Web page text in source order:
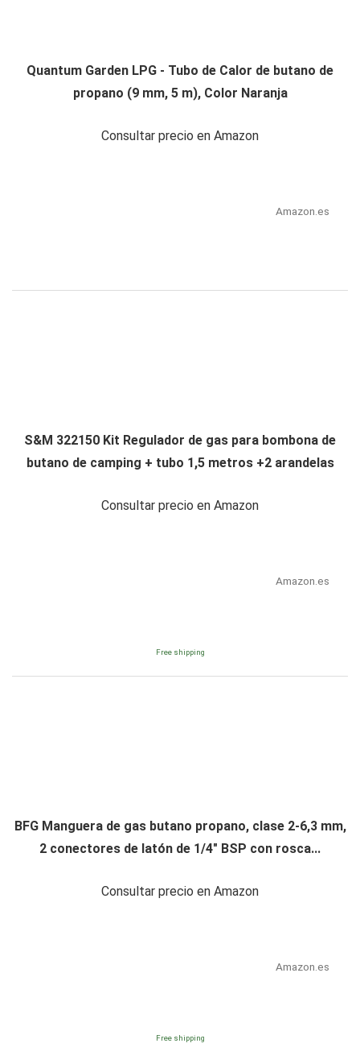
Quantum Garden LPG - Tubo de Calor de butano de
propano (9 mm, 5 m), Color Naranja
Consultar precio en Amazon
Amazon.es
S&M 322150 Kit Regulador de gas para bombona de
butano de camping + tubo 1,5 metros +2 arandelas
Consultar precio en Amazon
Amazon.es
Free shipping
BFG Manguera de gas butano propano, clase 2-6,3 mm,
2 conectores de latón de 1/4" BSP con rosca...
Consultar precio en Amazon
Amazon.es
Free shipping